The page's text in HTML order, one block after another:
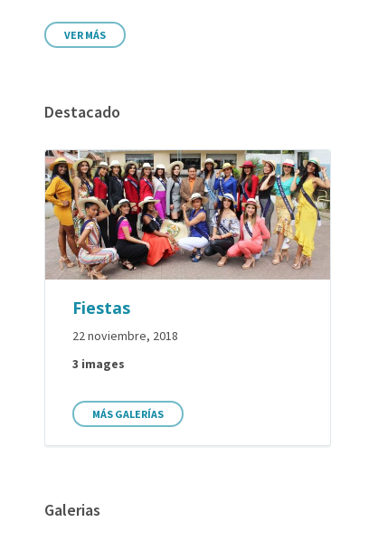
VER MÁS
Destacado
Fiestas
22 noviembre, 2018
3 images
MÁS GALERÍAS
Galerias